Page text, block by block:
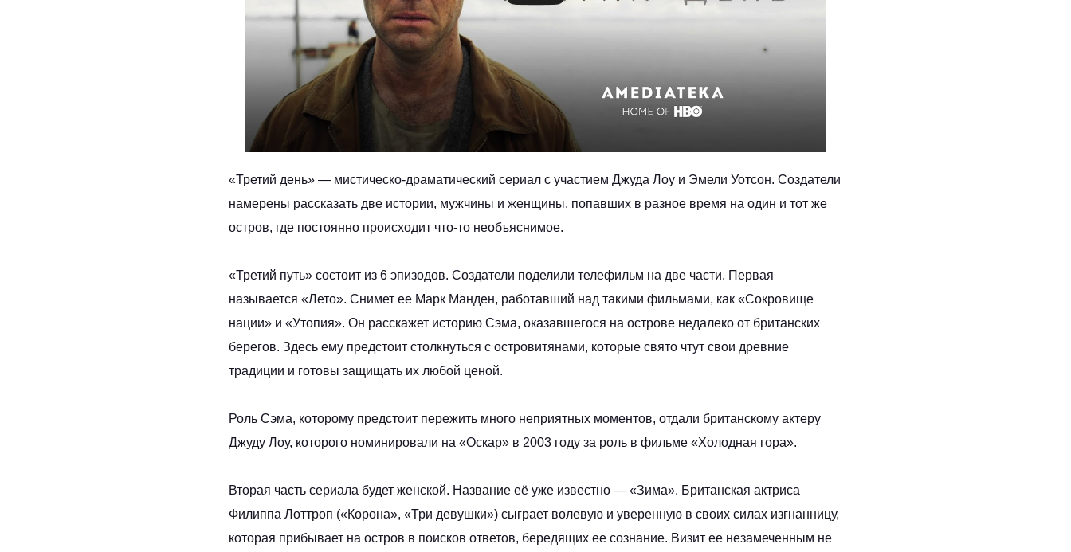
«Третий день» — мистическо-драматический сериал с участием Джуда Лоу и Эмели Уотсон. Создатели
намерены рассказать две истории, мужчины и женщины, попавших в разное время на один и тот же
остров, где постоянно происходит что-то необъяснимое.
«Третий путь» состоит из 6 эпизодов. Создатели поделили телефильм на две части. Первая
называется «Лето». Снимет ее Марк Манден, работавший над такими фильмами, как «Сокровище
нации» и «Утопия». Он расскажет историю Сэма, оказавшегося на острове недалеко от британских
берегов. Здесь ему предстоит столкнуться с островитянами, которые свято чтут свои древние
традиции и готовы защищать их любой ценой.
Роль Сэма, которому предстоит пережить много неприятных моментов, отдали британскому актеру
Джуду Лоу, которого номинировали на «Оскар» в 2003 году за роль в фильме «Холодная гора».
Вторая часть сериала будет женской. Название её уже известно — «Зима». Британская актриса
Филиппа Лоттроп («Корона», «Три девушки») сыграет волевую и уверенную в своих силах изгнанницу,
которая прибывает на остров в поисков ответов, бередящих ее сознание. Визит ее незамеченным не